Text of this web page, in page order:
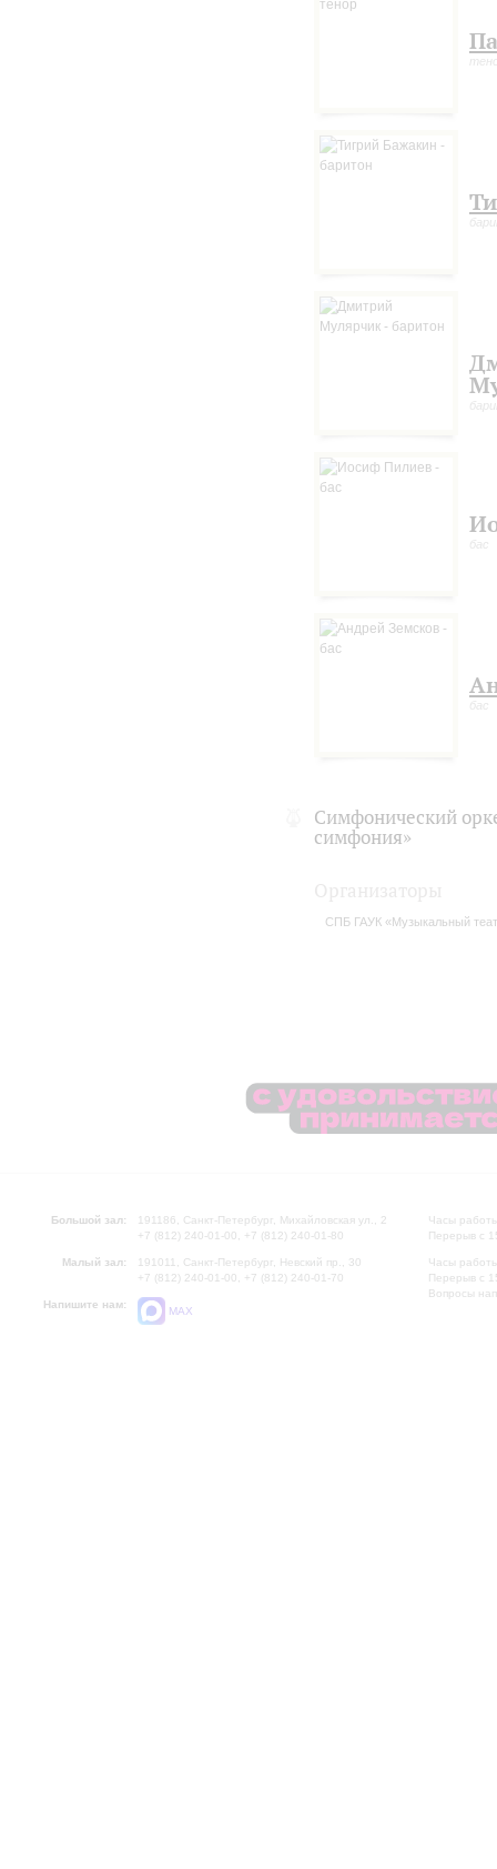
бас
бас
Симфонический
симфония»
СПБ ГАУК «Музыкальный
Большой зал:
191186, Санкт-Петербург, Михайловская ул., 2
+7 (812) 240-01-00, +7 (812) 240-01-80
Малый зал:
191011, Санкт-Петербург, Невский пр., 30
+7 (812) 240-01-00, +7 (812) 240-01-70
Напишите нам:
MAX
Часы
Перерыв с
Часы
Перерыв с
Вопросы